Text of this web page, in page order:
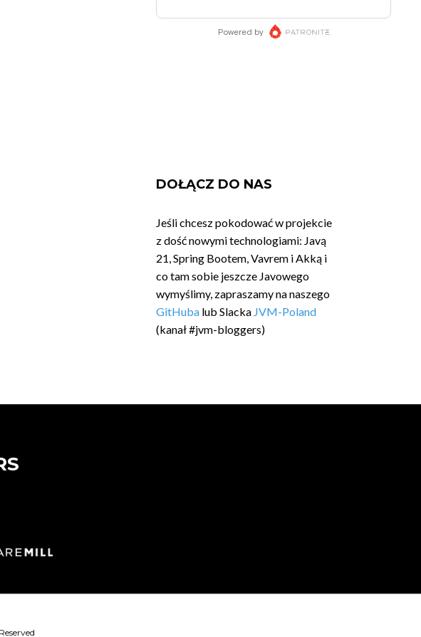
DOŁĄCZ DO NAS
Jeśli chcesz pokodować w projekcie
z dość nowymi technologiami: Javą
21, Spring Bootem, Vavrem i Akką i
co tam sobie jeszcze Javowego
wymyślimy, zapraszamy na naszego
GitHuba lub Slacka JVM-Poland
(kanał #jvm-bloggers)